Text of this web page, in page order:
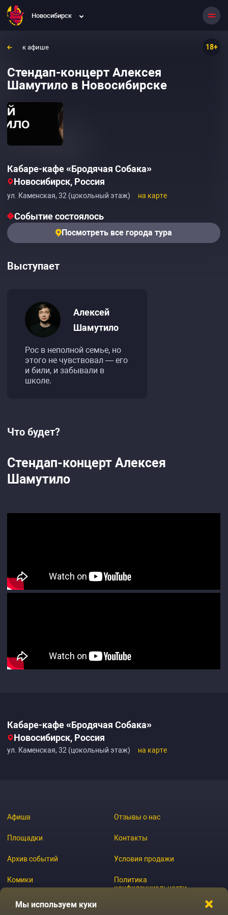
Новосибирск
к афише 18+
Стендап-концерт Алексея
Шамутило в Новосибирске
Кабаре-кафе «Бродячая Собака»
Новосибирск, Россия
ул. Каменская, 32 (цокольный этаж) на карте
Событие состоялось
Посмотреть все города тура
Выступает
Алексей
Шамутило
Рос в неполной семье, но
этого не чувствовал — его
и били, и забывали в
школе.
Что будет?
Стендап-концерт Алексея
Шамутило
Кабаре-кафе «Бродячая Собака»
Новосибирск, Россия
ул. Каменская, 32 (цокольный этаж) на карте
Афиша
Площадки
Архив событий
Комики
Журнал
Отзывы о нас
Контакты
Условия продажи
Политика
конфиденциальности
Мы используем куки